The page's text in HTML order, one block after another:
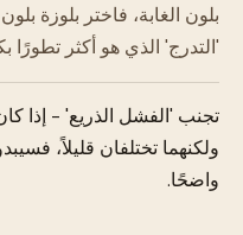
بلون الغابة، فاختر بلوزة
'التدرج' الذي هو أكثر تطورًا
تجنب 'الفشل الذريع' - إذا
ولكنهما تختلفان قليلاً،
واضحًا.